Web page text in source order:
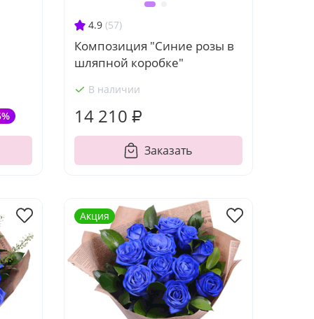
4.9 (57)
Композиция "Синие розы в
шляпной коробке"
В наличии
14 210 ₽
Заказать
Акция